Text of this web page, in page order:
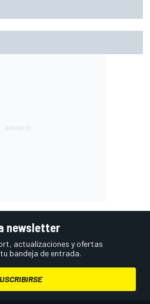
newsletter
actualizaciones y ofertas
bandeja de entrada.